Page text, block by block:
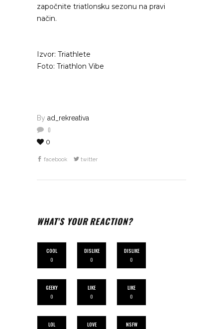
započnite triatlonsku sezonu na pravi
način.
Izvor: Triathlete
Foto: Triathlon Vibe
By ad_rekreativa
0
0
facebook twitter
WHAT'S YOUR REACTION?
COOL
0
DISLIKE
0
DISLIKE
0
GEEKY
0
LIKE
0
LIKE
0
LOL
LOVE
NSFW